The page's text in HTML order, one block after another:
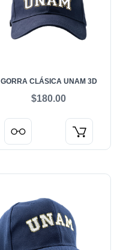
GORRA CLÁSICA UNAM 3D
$180.00